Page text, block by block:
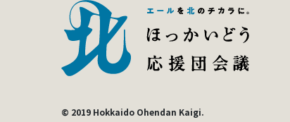
© 2019 Hokkaido Ohendan Kaigi.